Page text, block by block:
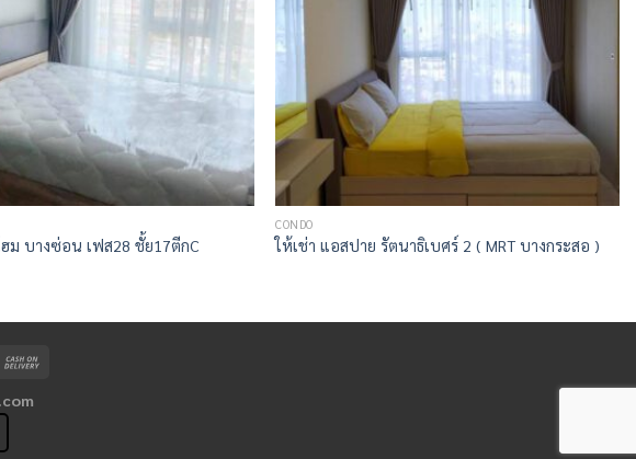
ฮม บางซ่อน เฟส28 ชั้ย17ตีกC
CONDO
ให้เช่า แอสปาย รัตนาธิเบศร์ 2 ( MRT บางกระสอ )